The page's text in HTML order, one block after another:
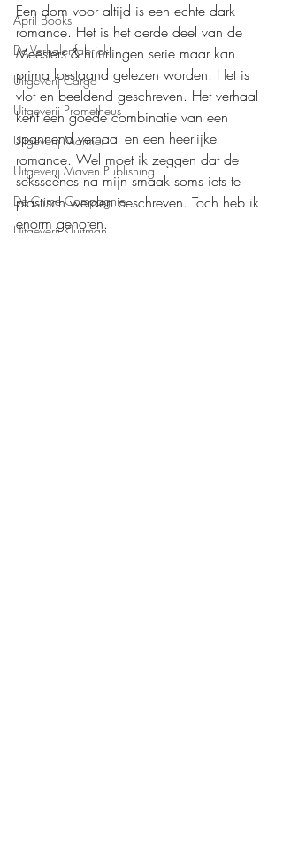
April Books
De Verhalenfabriek
Uitgeverij Cargo
Uitgeverij Prometheus
Uitgeverij Marmer
Uitgeverij Maven Publishing
De Crime Compagnie
Uitgeverij Kluitman
Een dom voor altijd is een echte dark
romance. Het is het derde deel van de
Meesters & huurlingen serie maar kan
prima losstaand gelezen worden. Het is
vlot en beeldend geschreven. Het verhaal
kent een goede combinatie van een
spannend verhaal en een heerlijke
romance. Wel moet ik zeggen dat de
seksscènes na mijn smaak soms iets te
plastisch werden beschreven. Toch heb ik
enorm genoten.